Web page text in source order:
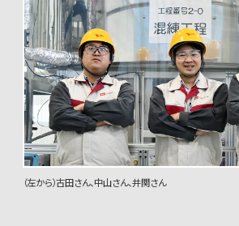
（左から）古田さん、中山さん、井関さん